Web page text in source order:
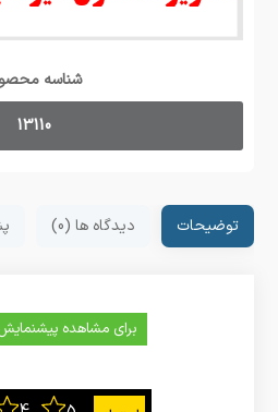
شناسه
13110
توضیحات دیدگاه ها (0)
برای مشاهده